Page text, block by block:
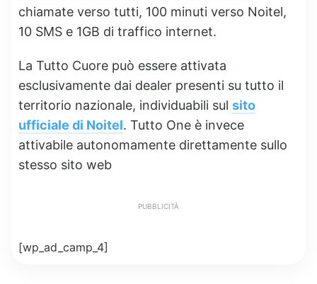
chiamate verso tutti, 100 minuti verso Noitel,
10 SMS e 1GB di traffico internet.
La Tutto Cuore può essere attivata
esclusivamente dai dealer presenti su tutto il
territorio nazionale, individuabili sul sito
ufficiale di Noitel. Tutto One è invece
attivabile autonomamente direttamente sullo
stesso sito web
PUBBLICITÀ
[wp_ad_camp_4]